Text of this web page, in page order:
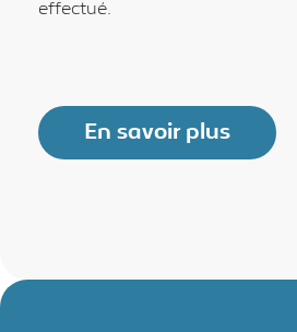
effectué.
En savoir plus